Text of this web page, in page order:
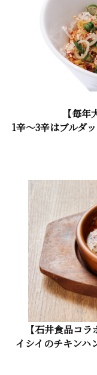
【毎
1辛～3辛はブルダ
【石井食品コ
イシイのチキンハ